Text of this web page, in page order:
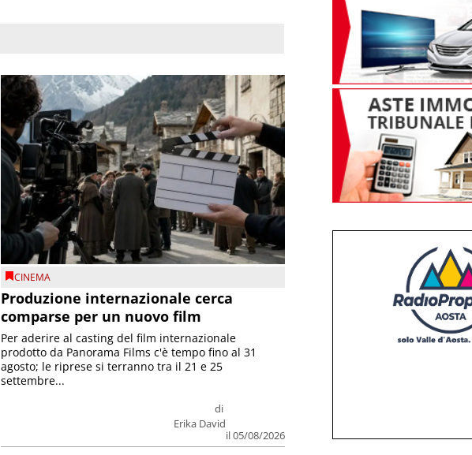
CINEMA
Produzione internazionale cerca
comparse per un nuovo film
di
Erika David
il 05/08/2026
Per aderire al casting del film internazionale
prodotto da Panorama Films c'è tempo fino al 31
agosto; le riprese si terranno tra il 21 e 25
settembre...